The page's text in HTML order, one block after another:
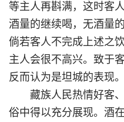
等主人再斟满，这时客
酒量的继续喝，无酒量
倘若客人不完成上述之
主人会很不高兴。致于
反而认为是坦城的表现。
藏族人民热情好客、
俗中得以充分展现。酒